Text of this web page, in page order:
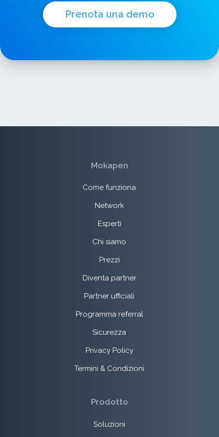
Prenota una demo
Mokapen
Come funziona
Network
Esperti
Chi siamo
Prezzi
Diventa partner
Partner ufficiali
Programma referral
Sicurezza
Privacy Policy
Termini & Condizioni
Prodotto
Soluzioni